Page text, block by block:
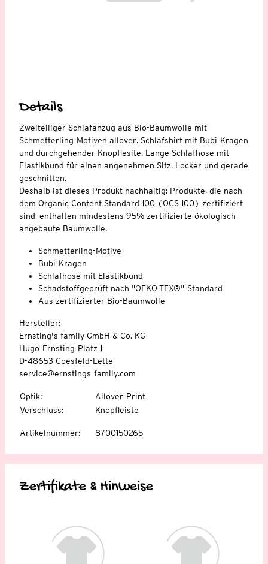
Details
Zweiteiliger Schlafanzug aus Bio-Baumwolle mit
Schmetterling-Motiven allover. Schlafshirt mit Bubi-Kragen
und durchgehender Knopflesite. Lange Schlafhose mit
Elastikbund für einen angenehmen Sitz. Locker und gerade
geschnitten.
Deshalb ist dieses Produkt nachhaltig: Produkte, die nach
dem Organic Content Standard 100 (OCS 100) zertifiziert
sind, enthalten mindestens 95% zertifizierte ökologisch
angebaute Baumwolle.
Schmetterling-Motive
Bubi-Kragen
Schlafhose mit Elastikbund
Schadstoffgeprüft nach "OEKO-TEX®"-Standard
Aus zertifizierter Bio-Baumwolle
Hersteller:
Ernsting's family GmbH & Co. KG
Hugo-Ernsting-Platz 1
D-48653 Coesfeld-Lette
service@ernstings-family.com
Optik:
Allover-Print
Verschluss: Knopfleiste
Artikelnummer: 8700150265
Zertifikate & Hinweise